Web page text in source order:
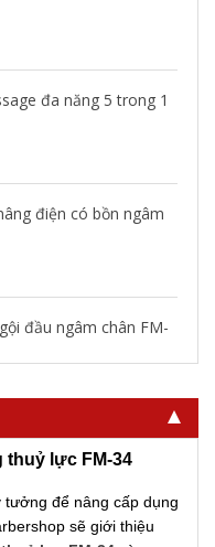
đa năng 5 trong 1
điện có bồn ngâm
đầu ngâm chân FM-
thuỷ lực FM-34
tưởng để nâng cấp dụng
sẽ giới thiệu